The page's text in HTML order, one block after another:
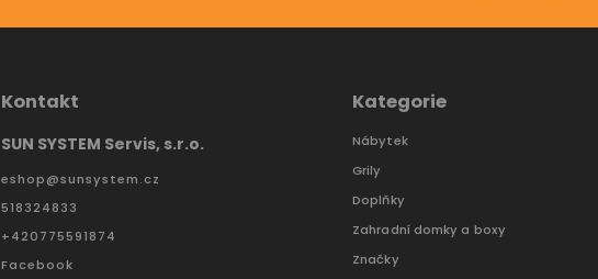
Kontakt
SUN SYSTEM Servis, s.r.o.
eshop@sunsystem.cz
518324833
+420775591874
Facebook
Kategorie
Nábytek
Grily
Doplňky
Zahradní domky a boxy
Značky